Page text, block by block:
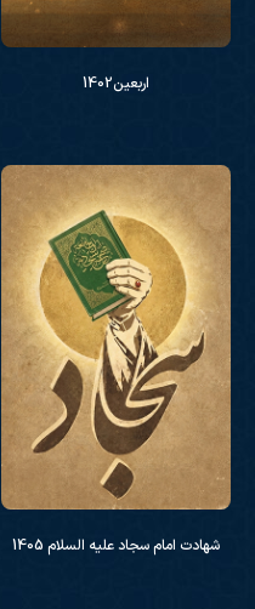
اربعین1402
شهادت امام سجاد علیه السلام 1405